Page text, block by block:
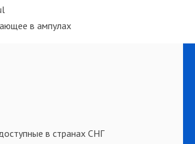
в ампулах
в странах СНГ